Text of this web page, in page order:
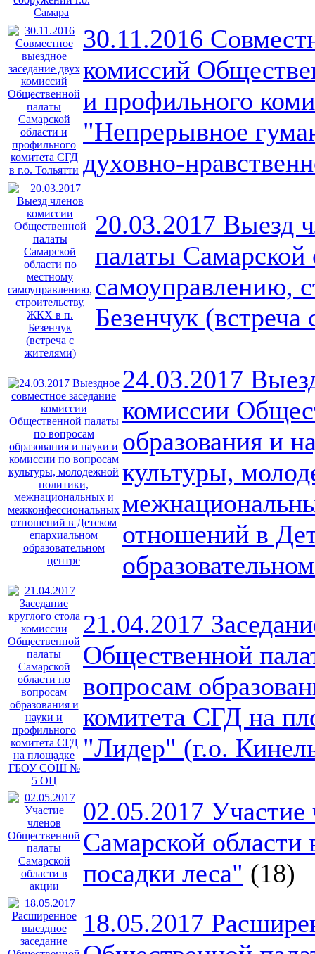
30.11.2016
комиссий
и профильного
"Непрерывное
духовно-
20.03.2017 Выезд
палаты Самарской
самоуправлению,
Безенчук
24.03.2017
комиссии
образования и
культуры,
отношений в
21.04.2017
Общественной
вопросам
комитета СГД на
"Лидер" (г.о.
02.05.2017
Самарской
посадки леса" (18)
18.05.2017